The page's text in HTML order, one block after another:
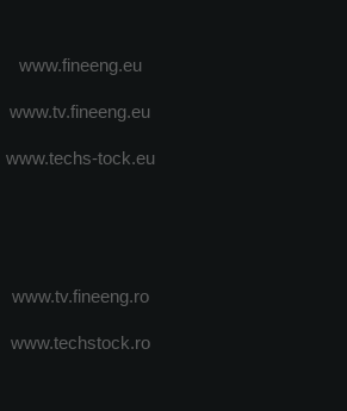
www.fineeng.eu
www.tv.fineeng.eu
www.techs-tock.eu
www.tv.fineeng.ro
www.techstock.ro